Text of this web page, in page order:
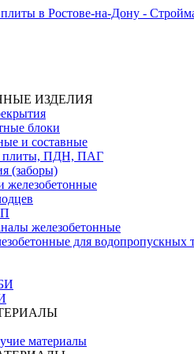
ИЗДЕЛИЯ
блоки
и составные
плиты, ПДН, ПАГ
(заборы)
железобетонные
железобетонные
для водопропускных
материалы